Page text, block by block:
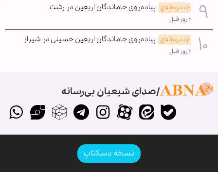
چندرسانه‌ای پیاده‌روی جاماندگان اربعین در رشت
۲ روز قبل
چندرسانه‌ای پیاده‌روی جاماندگان اربعین حسینی در شیراز
۲ روز قبل
صدای شیعیان بی‌رسانه
نسخه دسکتاپ